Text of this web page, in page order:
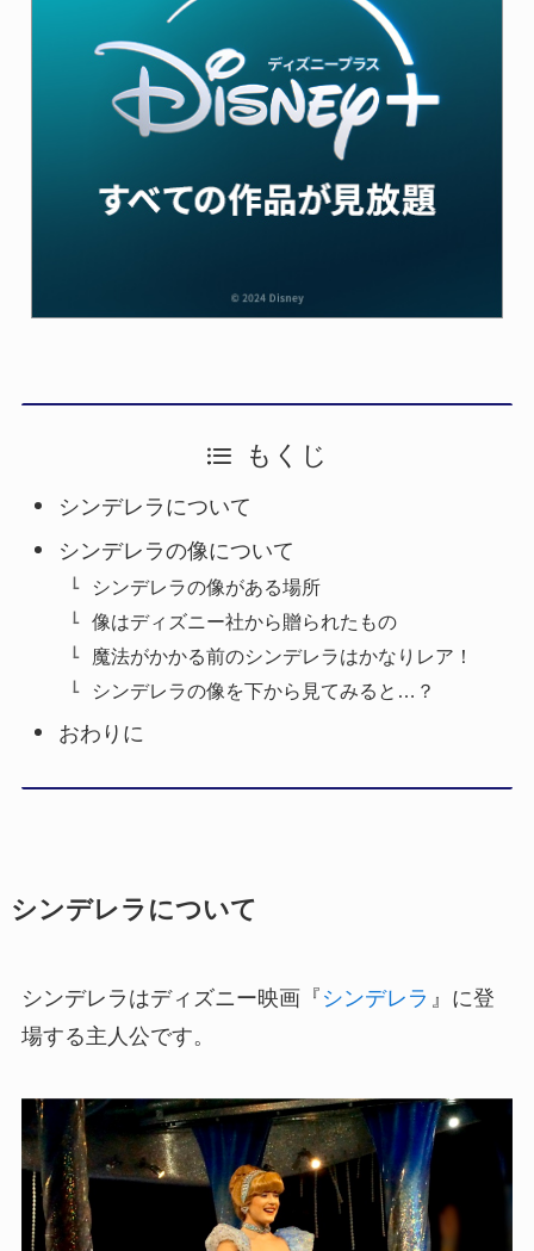
もくじ
シンデレラについて
シンデレラの像について
シンデレラの像がある場所
像はディズニー社から贈られたもの
魔法がかかる前のシンデレラはかなりレア！
シンデレラの像を下から見てみると…？
おわりに
シンデレラについて
シンデレラはディズニー映画『 シンデレラ 』に登
場する主人公です。